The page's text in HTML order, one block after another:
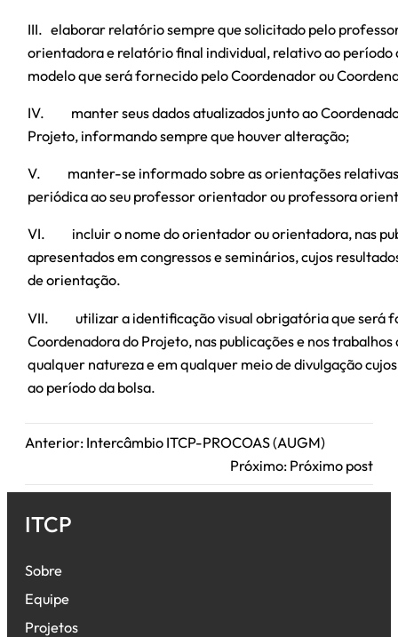
III. elaborar relatório sempre que solicitado pelo
orientadora e relatório final individual, relativo ao período
modelo que será fornecido pelo Coordenador ou
IV. manter seus dados atualizados junto ao
Projeto, informando sempre que houver alteração;
V. manter-se informado sobre as orientações relativas
periódica ao seu professor orientador ou professora
VI. incluir o nome do orientador ou orientadora, nas
apresentados em congressos e seminários, cujos
de orientação.
VII. utilizar a identificação visual obrigatória que será
Coordenadora do Projeto, nas publicações e nos
qualquer natureza e em qualquer meio de divulgação
ao período da bolsa.
Anterior: Intercâmbio ITCP-PROCOAS (AUGM)
Próximo: Próximo post
ITCP
Sobre
Equipe
Projetos